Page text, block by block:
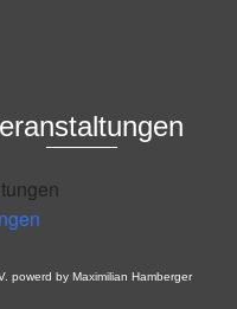
powerd by Maximilian Hamberger